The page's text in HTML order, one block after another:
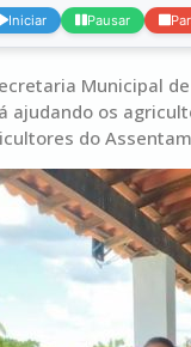
Iniciar Pausar
Municipal
ajudando os
do